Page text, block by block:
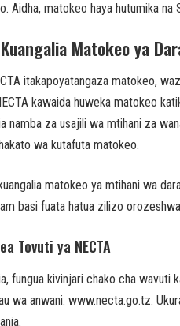
Aidha, matokeo haya hutumika
Matokeo ya
itakapoyatangaza matokeo,
kawaida huweka matokeo
namba za usajili wa mtihani za
wa kutafuta matokeo.
matokeo ya mtihani wa
basi fuata hatua zilizo
Tovuti ya NECTA
fungua kivinjari chako cha wavuti
wa anwani: www.necta.go.tz.